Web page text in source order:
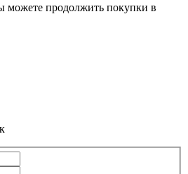
можете продолжить покупки в